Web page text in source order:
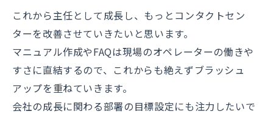
これから主任として成長し、もっとコンタクトセン
ターを改善させていきたいと思います。
マニュアル作成やFAQは現場のオペレーターの働きや
すさに直結するので、これからも絶えずブラッシュ
アップを重ねていきます。
会社の成長に関わる部署の目標設定にも注力したいで